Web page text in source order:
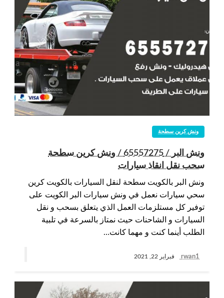
ونش كرين سطحة
ونش البر / 65557275 / ونش كرين سطحة
سحب نقل انقاذ سيارات
ونش البر بالكويت سطحة لنقل السيارات بالكويت كرين
سحي سيارات نعمل في ونش سيارات البر الكويت على
توفير كل مستلزمات العمل الذي يتعلق بسحب و نقل
السيارات و الشاحنات حيث نمتاز بالسرعة في تلبية
الطلب أينما كنت و مهما كانت…
rwan1 فبراير 22, 2021